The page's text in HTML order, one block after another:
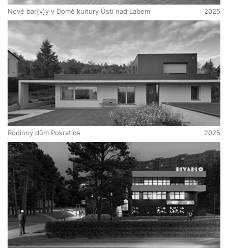
Nové bar(v)y v Domě kultury Ústí nad Labem 2025
Rodinný dům Pokratice 2025